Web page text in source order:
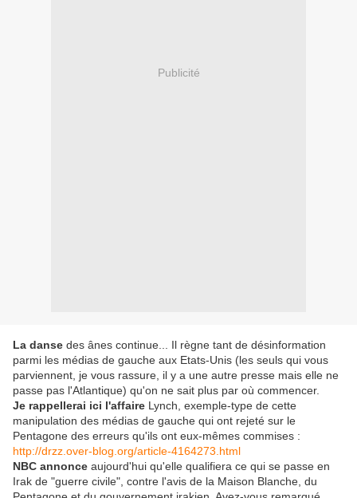
Publicité
La danse des ânes continue... Il règne tant de désinformation
parmi les médias de gauche aux Etats-Unis (les seuls qui vous
parviennent, je vous rassure, il y a une autre presse mais elle ne
passe pas l'Atlantique) qu'on ne sait plus par où commencer.
Je rappellerai ici l'affaire Lynch, exemple-type de cette
manipulation des médias de gauche qui ont rejeté sur le
Pentagone des erreurs qu'ils ont eux-mêmes commises :
http://drzz.over-blog.org/article-4164273.html
NBC annonce aujourd'hui qu'elle qualifiera ce qui se passe en
Irak de "guerre civile", contre l'avis de la Maison Blanche, du